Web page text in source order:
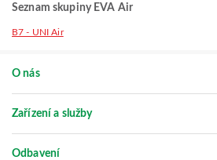
Seznam skupiny EVA Air
B7 - UNI Air
O nás
Zařízení a služby
Odbavení